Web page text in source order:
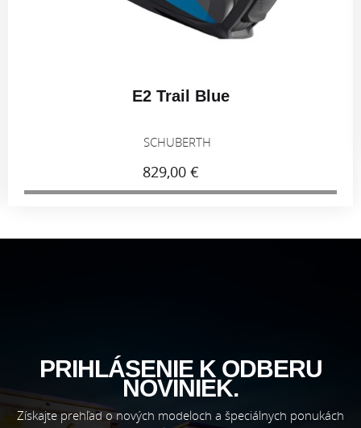
E2 Trail Blue
SCHUBERTH
829,00 €
PRIHLÁSENIE K ODBERU
NOVINIEK.
Získajte prehľad o nových modeloch a špeciálnych ponukách